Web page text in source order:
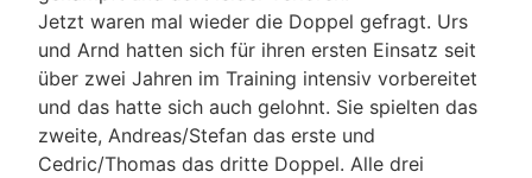
Jetzt waren mal wieder die Doppel gefragt. Urs
und Arnd hatten sich für ihren ersten Einsatz seit
über zwei Jahren im Training intensiv vorbereitet
und das hatte sich auch gelohnt. Sie spielten das
zweite, Andreas/Stefan das erste und
Cedric/Thomas das dritte Doppel. Alle drei